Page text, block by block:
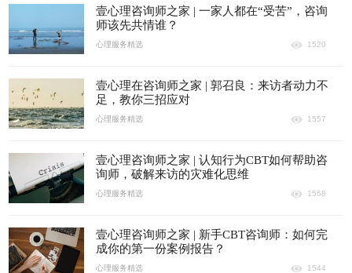
壹心理咨询师之家 | 一家人都在“受苦”，咨询
师该先共情谁？
心理服务精选 1520
壹心理在咨询师之家 | 郭召良：来访者动力不
足，教你三招应对
心理服务精选 1557
壹心理咨询师之家 | 认知行为CBT如何帮助咨
询师，破解来访的灾难化思维
心理服务精选 1568
壹心理咨询师之家 | 新手CBT咨询师：如何完
成你的第一份案例报告？
心理服务精选 1544